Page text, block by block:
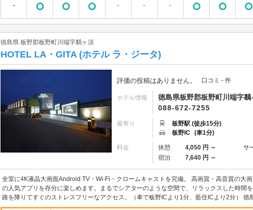
-
-
-
-
徳島県 板野郡板野町川端字鷭ヶ須
HOTEL LA・GITA (ホテル ラ・ジータ)
評価の投稿はありません。 口コミ - 件
ホテル情報
徳島県板野郡板野町川端字
088-672-7255
最寄り
板野駅 (徒歩15分)
板野IC (車1分)
料金 休憩 4,050 円 ～ サ
宿泊
7,640 円 ～
全室に4K液晶大画面Android TV・Wi-Fi・クロームキャストを完備。 高画質・高音質の大
の人気アプリを存分に楽しめます。まるでシアターのような空間で、リラックスした時間
路を降りてすぐのストレスフリーなアクセス。（車で板野ICより1分、藍住ICより2分） 徳